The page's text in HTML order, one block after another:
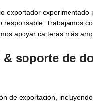
exportador
responsable. Trabajamos
apoyar carteras más
soporte de
de exportación,